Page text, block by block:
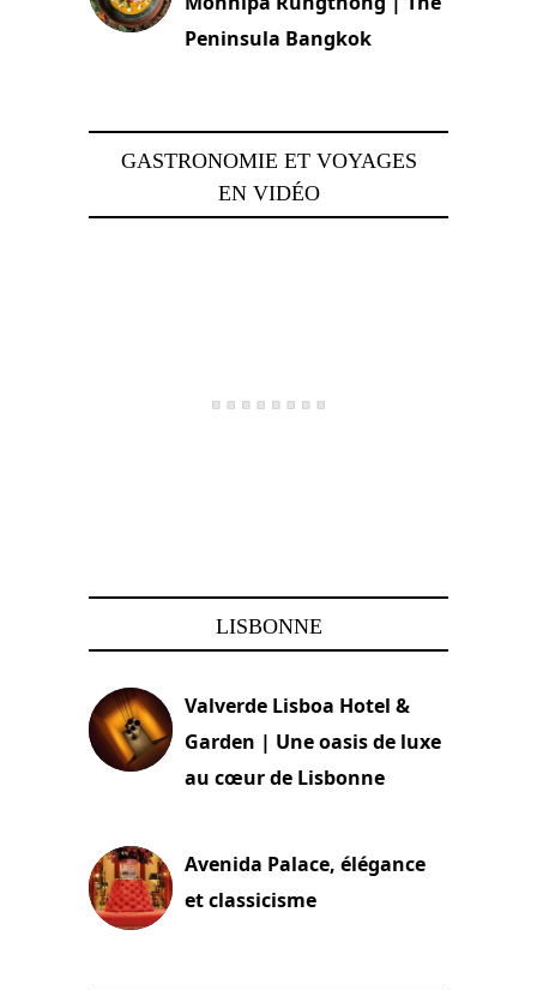
Peninsula Bangkok
GASTRONOMIE ET VOYAGES
EN VIDÉO
LISBONNE
Valverde Lisboa Hotel &
Garden | Une oasis de luxe
au cœur de Lisbonne
Avenida Palace, élégance
et classicisme